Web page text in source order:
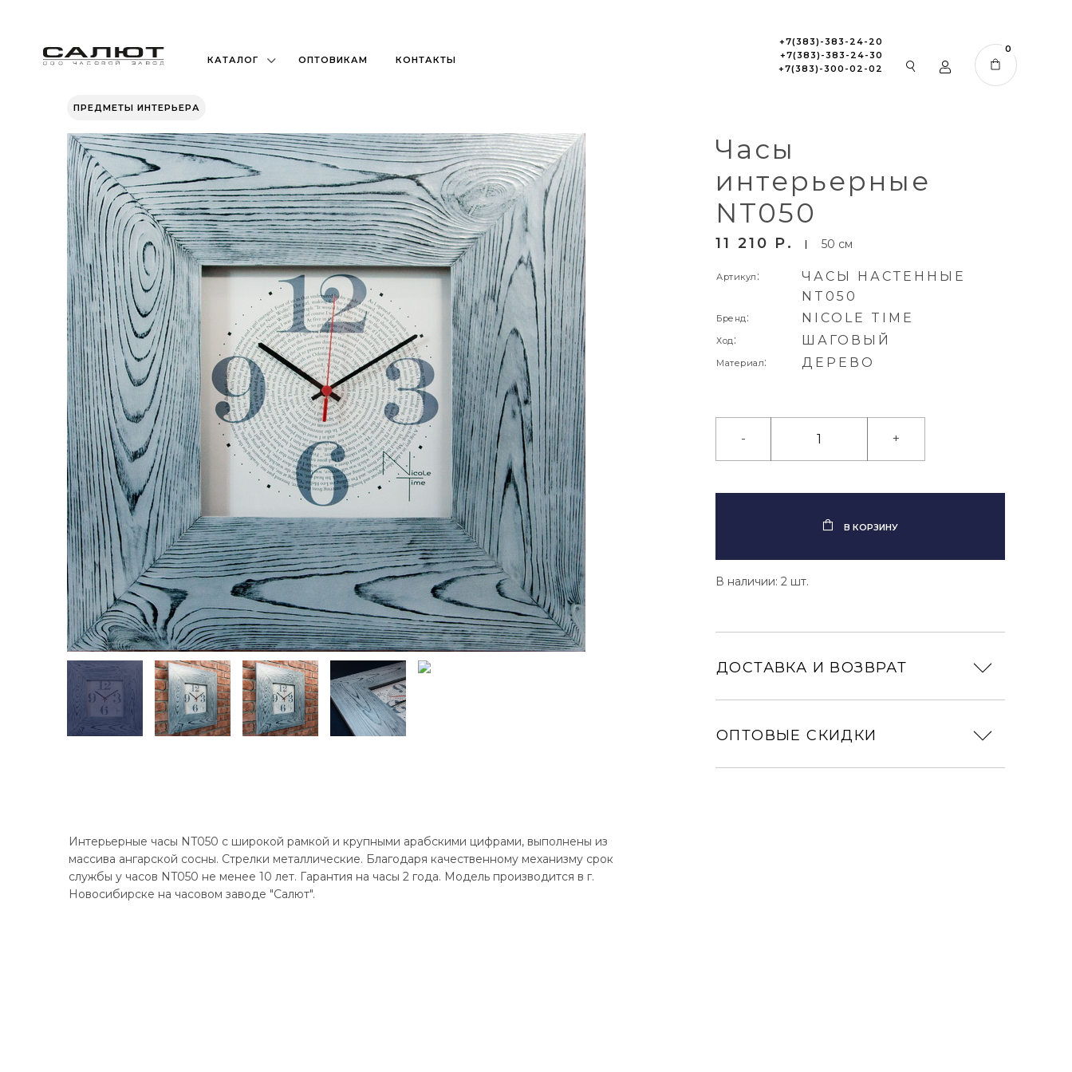
КАТАЛОГ ОПТОВИКАМ КОНТАКТЫ
+7(383)-383-24-20
+7(383)-383-24-30
+7(383)-300-02-02
0
ПРЕДМЕТЫ ИНТЕРЬЕРА
Часы
интерьерные
NT050
50 см
11 210 P
Артикул :
ЧАСЫ НАСТЕННЫЕ
NT050
Бренд: NICOLE TIME
Ход: ШАГОВЫЙ
Материал: ДЕРЕВО
- +
В КОРЗИНУ
В наличии: 2 шт.
ДОСТАВКА И ВОЗВРАТ
ОПТОВЫЕ СКИДКИ
Интерьерные часы NT050 с широкой рамкой и крупными арабскими цифрами, выполнены из
массива ангарской сосны. Стрелки металлические. Благодаря качественному механизму срок
службы у часов NT050 не менее 10 лет. Гарантия на часы 2 года. Модель производится в г.
Новосибирске на часовом заводе "Салют".